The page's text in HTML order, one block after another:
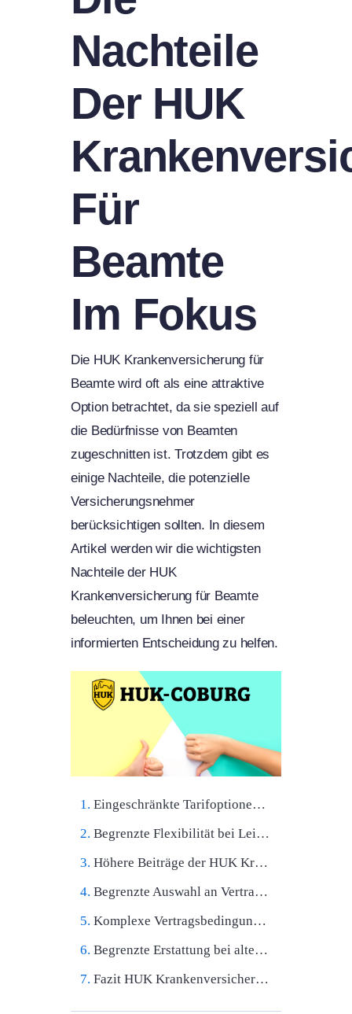
Nachteile
Der HUK
Für
Beamte
Im Fokus
Die HUK Krankenversicherung für
Beamte wird oft als eine attraktive
Option betrachtet, da sie speziell auf
die Bedürfnisse von Beamten
zugeschnitten ist. Trotzdem gibt es
einige Nachteile, die potenzielle
Versicherungsnehmer
berücksichtigen sollten. In diesem
Artikel werden wir die wichtigsten
Nachteile der HUK
Krankenversicherung für Beamte
beleuchten, um Ihnen bei einer
informierten Entscheidung zu helfen.
Eingeschränkte Tarifoptionen der HUK Krankenversicherung
Begrenzte Flexibilität bei Leistungen der HUK Krankenversicherung
Höhere Beiträge der HUK Krankenversicherung im Vergleich zu anderen Anbietern
Begrenzte Auswahl an Vertragsärzten HUK Krankenversicherung
Komplexe Vertragsbedingungen
Begrenzte Erstattung bei alternativen Heilmethoden
Fazit HUK Krankenversicherung